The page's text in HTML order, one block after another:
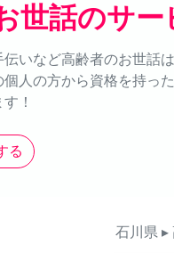
世話のサー
いなど高齢者のお世話
人の方から資格を持っ
！
る
石川県 ▸